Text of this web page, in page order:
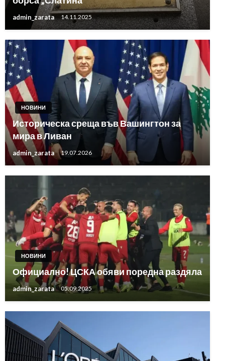
admin_zarata 14.11.2025
НОВИНИ
Историческа среща във Вашингтон за
мира в Ливан
admin_zarata 19.07.2026
НОВИНИ
Официално! ЦСКА обяви поредна раздяла
admin_zarata 05.09.2025